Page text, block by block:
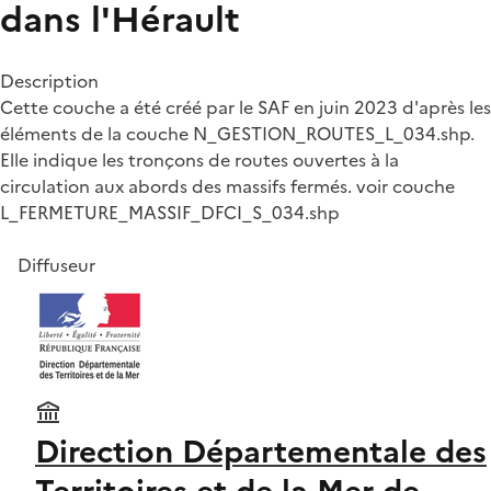
dans l'Hérault
Description
Cette couche a été créé par le SAF en juin 2023 d'après les
éléments de la couche N_GESTION_ROUTES_L_034.shp.
Elle indique les tronçons de routes ouvertes à la
circulation aux abords des massifs fermés. voir couche
L_FERMETURE_MASSIF_DFCI_S_034.shp
Diffuseur
Direction Départementale des